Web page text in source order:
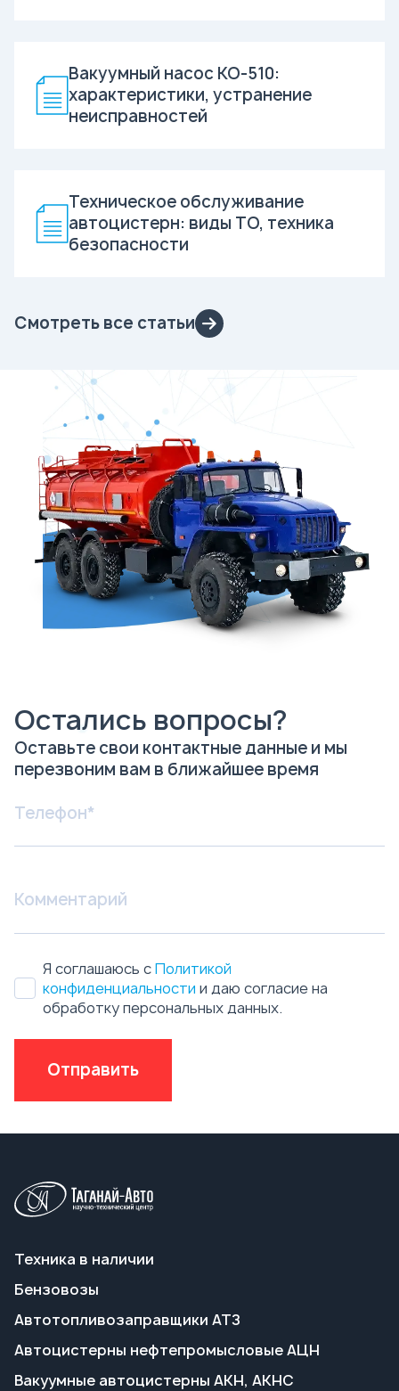
Вакуумный насос КО-510:
характеристики, устранение
неисправностей
Техническое обслуживание
автоцистерн: виды ТО, техника
безопасности
Смотреть все статьи
Остались вопросы?
Оставьте свои контактные данные и мы
перезвоним вам в ближайшее время
конфиденциальностии даю согласие на
Отправить
Автотопливозаправщики АТЗ
Автоцистерны нефтепромысловые АЦН